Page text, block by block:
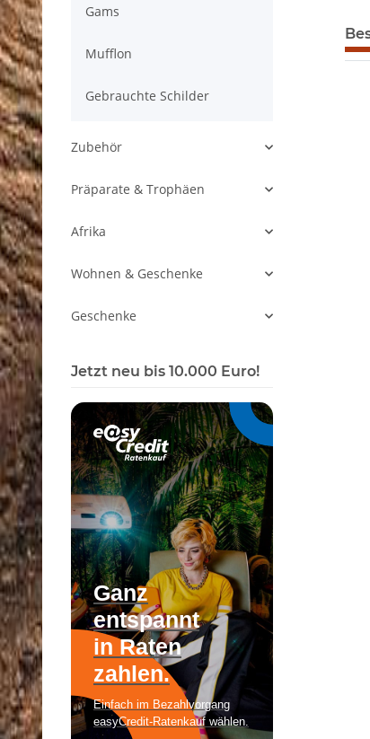
Gams
Mufflon
Gebrauchte Schilder
Zubehör
Präparate & Trophäen
Afrika
Wohnen & Geschenke
Geschenke
Jetzt neu bis 10.000 Euro!